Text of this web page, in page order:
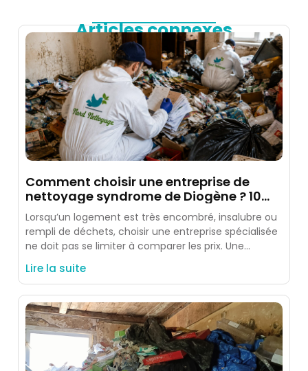
Articles connexes
Comment choisir une entreprise de
nettoyage syndrome de Diogène ? 10
critères à vérifier
Lorsqu’un logement est très encombré, insalubre ou
rempli de déchets, choisir une entreprise spécialisée
ne doit pas se limiter à comparer les prix. Une
Lire la suite